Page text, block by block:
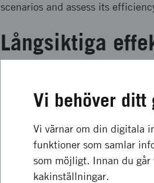
scenarios and assess its
Långsiktiga
model-checkers. The project
(one in submission). Further,
programs (see
addition, ATAC enabled us to
automated test generation for
this field.
Vi behöver ditt
Vi värnar om din digitala
funktioner som samlar
som möjligt. Innan du går
kakinställningar.